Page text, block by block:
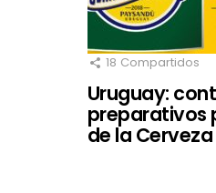
18 Compartidos
Uruguay:
preparativos
de la